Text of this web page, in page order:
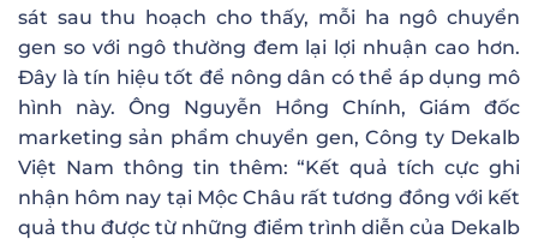
sát sau thu hoạch cho thấy, mỗi ha ngô chuyển
gen so với ngô thường đem lại lợi nhuận cao hơn.
Đây là tín hiệu tốt để nông dân có thể áp dụng mô
hình này. Ông Nguyễn Hồng Chính, Giám đốc
marketing sản phẩm chuyển gen, Công ty Dekalb
Việt Nam thông tin thêm: “Kết quả tích cực ghi
nhận hôm nay tại Mộc Châu rất tương đồng với kết
quả thu được từ những điểm trình diễn của Dekalb